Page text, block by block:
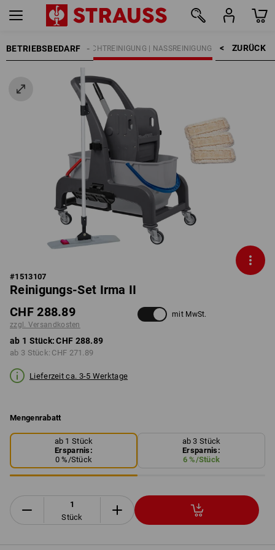
BETRIEBSBEDARF ZURÜCK    >
FEUCHTREINIGUNG | NASSREINIGUNG
REINIGUNG
#1513107
Reinigungs-Set Irma II
CHF 288.89
zzgl. Versandkosten
mit MwSt.
ab 1 Stück: CHF 288.89
ab 3 Stück: CHF 271.89
Lieferzeit ca. 3-5 Werktage
Mengenrabatt
ab 1 Stück
Ersparnis:
0%/Stück
ab 3 Stück
Ersparnis:
6%/Stück
Stück